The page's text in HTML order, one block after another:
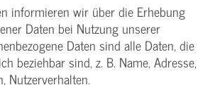
informieren wir über die Erhebung
Daten bei Nutzung unserer
Daten sind alle Daten, die
beziehbar sind, z. B. Name, Adresse,
Nutzerverhalten.